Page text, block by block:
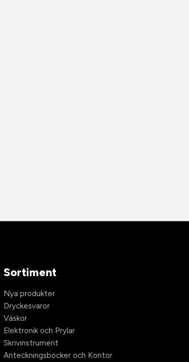
Sortiment
Nya produkter
Dryckesvaror
Väskor
Elektronik och Prylar
Skrivinstrument
Anteckningsböcker och Kontor